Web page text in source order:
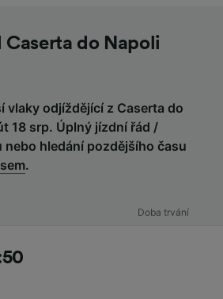
Caserta do Napoli
vlaky odjíždějící z Caserta do
18 srp. Úplný jízdní řád /
nebo hledání pozdějšího času
.
Doba trvání